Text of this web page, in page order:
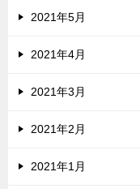
2021年5月
2021年4月
2021年3月
2021年2月
2021年1月